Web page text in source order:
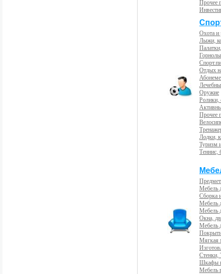
Прочее
Охота и
Лыжи,
Отдых
Оружие
Ролики,
Прочее
Лодки,
Туризм
Теннис,
Мебель
Сборка
Мебель
Мебель
Окна,
Мебель
Мягкая
Стенки,
Шкафы
Мебель